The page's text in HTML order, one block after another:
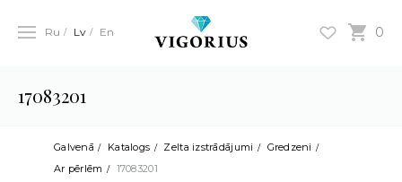
0
Ru Lv En
17083201
Galvenā Katalogs Zelta izstrādājumi
Gredzeni
Ar pērlēm
17083201